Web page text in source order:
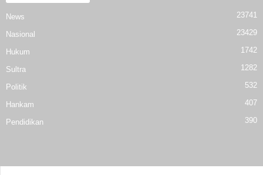
News 23741
Nasional 23429
Hukum 1742
Sultra 1282
Politik 532
Hankam 407
Pendidikan 390